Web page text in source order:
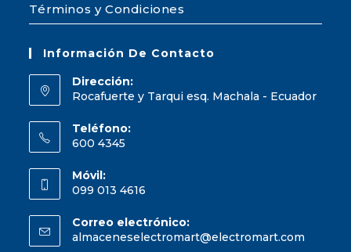
Términos y Condiciones
Información De Contacto
Dirección:
Rocafuerte y Tarqui esq. Machala - Ecuador
Teléfono:
600 4345
Móvil:
099 013 4616
Correo electrónico:
almaceneselectromart@electromart.com